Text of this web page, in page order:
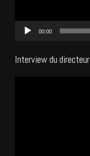
00:00
Interview du directeur